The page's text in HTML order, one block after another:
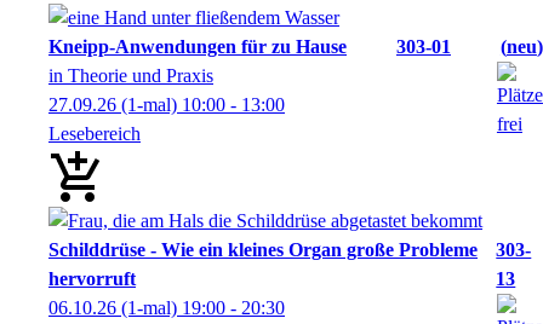
Kneipp-Anwendungen für zu Hause 303-01
neu
in Theorie und Praxis
27.09.26 (1-mal) 10:00 - 13:00
Lesebereich
Schilddrüse - Wie ein kleines Organ große Probleme
hervorruft
303-
13
06.10.26 (1-mal) 19:00 - 20:30